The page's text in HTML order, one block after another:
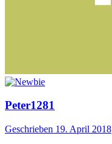
Peter1281
Geschrieben 19. April 2018